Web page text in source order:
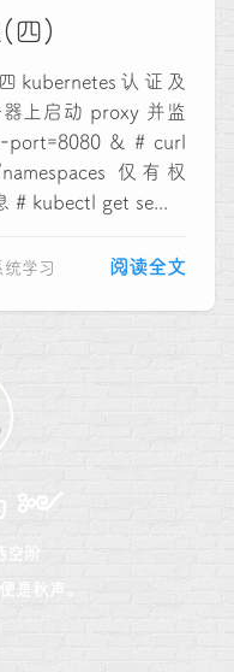
四)
kubernetes认证及
器上启动 proxy 并监
port=8080 & # curl
仅有权
# kubectl get se...
统学习 阅读全文
༻
空阶
是秋声。